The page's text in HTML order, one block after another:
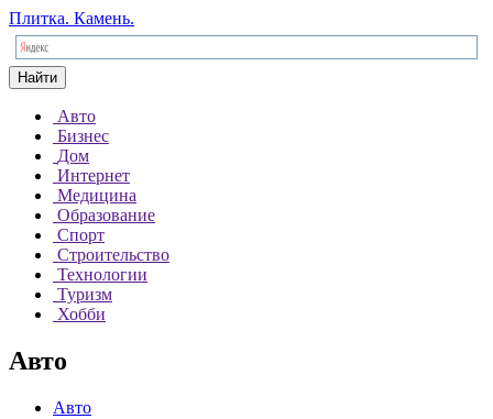
Плитка. Камень.
Найти
Авто
Бизнес
Дом
Интернет
Медицина
Образование
Спорт
Строительство
Технологии
Туризм
Хобби
Авто
Авто